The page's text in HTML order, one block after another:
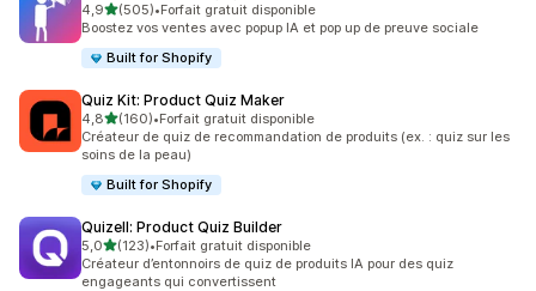
4,9étoile(s) sur 5
(505)
505 avis au total
•Forfait gratuit disponible
Boostez vos ventes avec popup IA et pop up de preuve sociale
Built for Shopify
Quiz Kit: Product Quiz Maker
4,8étoile(s) sur 5
(160)
160 avis au total
•Forfait gratuit disponible
Créateur de quiz de recommandation de produits (ex. : quiz sur les
soins de la peau)
Built for Shopify
Quizell: Product Quiz Builder
5,0étoile(s) sur 5
(123)
123 avis au total
•Forfait gratuit disponible
Créateur d’entonnoirs de quiz de produits IA pour des quiz
engageants qui convertissent